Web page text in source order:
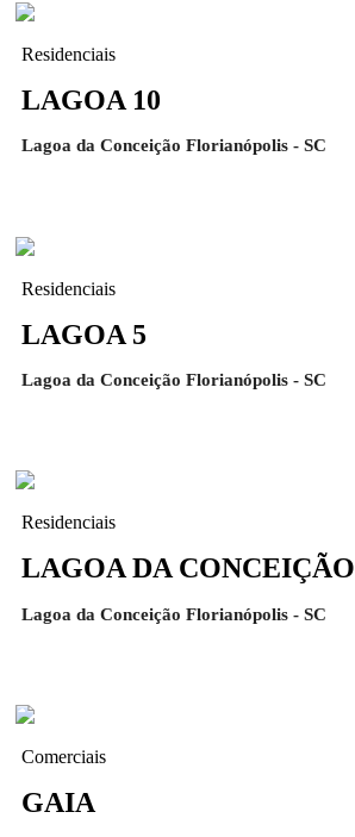
Residenciais
LAGOA 10
Lagoa da Conceição Florianópolis - SC
Residenciais
LAGOA 5
Lagoa da Conceição Florianópolis - SC
Residenciais
LAGOA DA CONCEIÇÃO
Lagoa da Conceição Florianópolis - SC
Comerciais
GAIA